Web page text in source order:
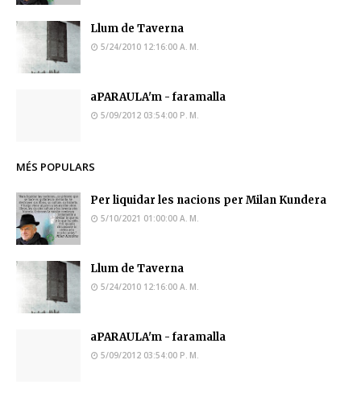
Llum de Taverna
5/24/2010 12:16:00 A. M.
aPARAULA'm - faramalla
5/09/2012 03:54:00 P. M.
MÉS POPULARS
Per liquidar les nacions per Milan Kundera
5/10/2021 01:00:00 A. M.
Llum de Taverna
5/24/2010 12:16:00 A. M.
aPARAULA'm - faramalla
5/09/2012 03:54:00 P. M.